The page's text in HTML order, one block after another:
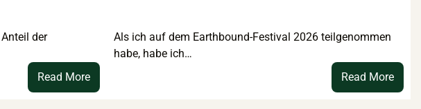
der
Read More:
Mischung
Als ich auf dem Earthbound-Festival 2026 teilgenommen
habe, habe ich…
Read More: